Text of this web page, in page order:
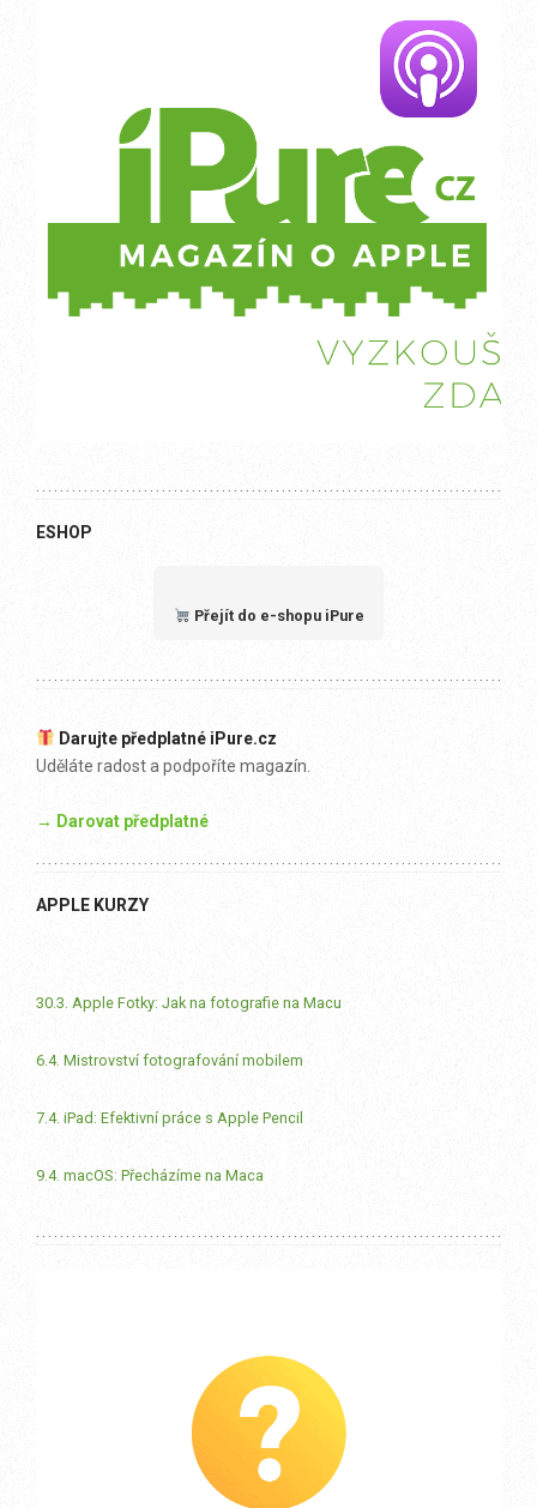
ESHOP
Přejít do e-shopu iPure
Darujte předplatné iPure.cz
Uděláte radost a podpoříte magazín.
→ Darovat předplatné
APPLE KURZY
30.3. Apple Fotky: Jak na fotografie na Macu
6.4. Mistrovství fotografování mobilem
7.4. iPad: Efektivní práce s Apple Pencil
9.4. macOS: Přecházíme na Maca